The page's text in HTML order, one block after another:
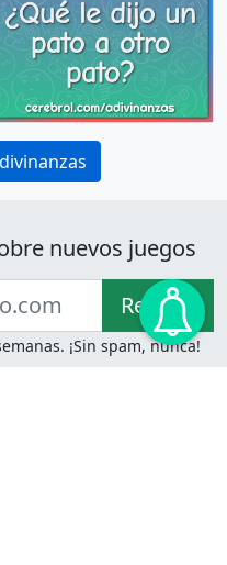
nuevos juegos
Recibir!
¡Sin spam, nunca!